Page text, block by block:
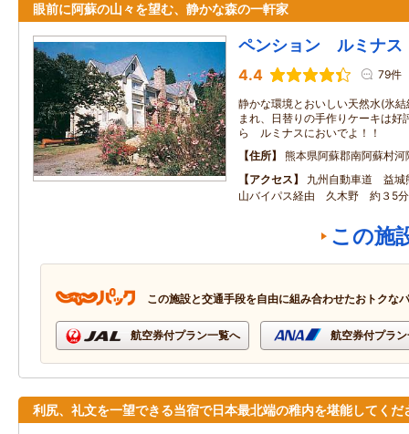
眼前に阿蘇の山々を望む、静かな森の一軒家
ペンション ルミナス
4.4 79件
静かな環境とおいしい天然水(氷
まれ、日替りの手作りケーキは好
ら ルミナスにおいでよ！！
住所
熊本県阿蘇郡南阿蘇村
アクセス
九州自動車道 益城
山バイパス経由 久木野 約３5分
この施
この施設と交通手段を自由に組み合わせたおトクな
航空券付プラン一覧へ 航空券付プラ
利尻、礼文を一望できる当宿で日本最北端の稚内を堪能してくだ